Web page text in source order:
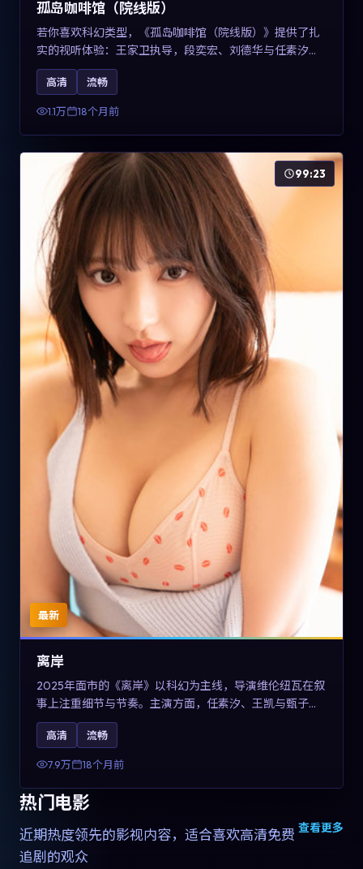
孤岛咖啡馆（院线版）
若你喜欢科幻类型，《孤岛咖啡馆（院线版）》提供了扎
实的视听体验：王家卫执导，段奕宏、刘德华与任素汐共
同演绎。影片2025年于中国台湾上映，内容用冷峻镜头语
言观察城市夜间的孤独，关键词包含高清流畅、人物关系
与情节反转，适合检索「2025科幻」「中国台湾电影」的
高清 流畅
1.1万 18个月前
最新
99:23
离岸
2025年面市的《离岸》以科幻为主线，导演维伦纽瓦在叙
事上注重细节与节奏。主演方面，任素汐、王凯与甄子丹
的表演为角色增添层次。故事把东方美学与类型节奏做本
土化融合，可作为德国影视爱好者的高清观影选择。
高清 流畅
7.9万 18个月前
热门电影
近期热度领先的影视内容，适合喜欢高清免费
追剧的观众
查看更多